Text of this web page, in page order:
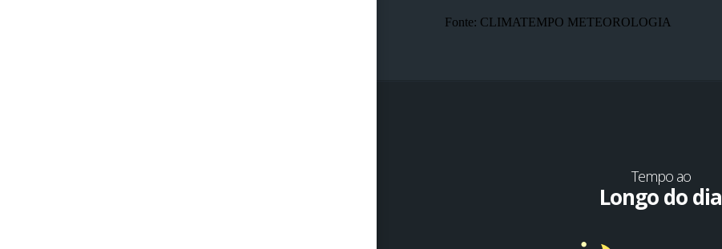
Fonte: CLIMATEMPO METEOROLOGIA
Tempo ao
Longo do dia